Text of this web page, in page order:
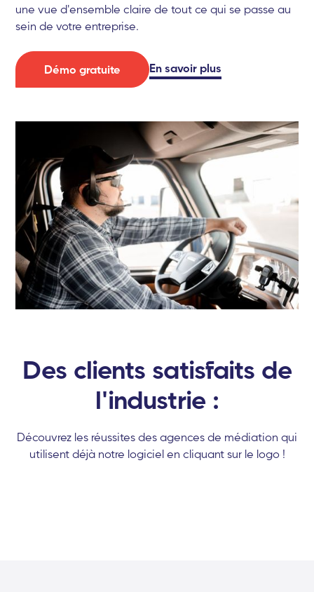
une vue d'ensemble claire de tout ce qui se passe au
sein de votre entreprise.
Démo gratuite En savoir plus
Des clients satisfaits de
l'industrie :
Découvrez les réussites des agences de médiation qui
utilisent déjà notre logiciel en cliquant sur le logo !